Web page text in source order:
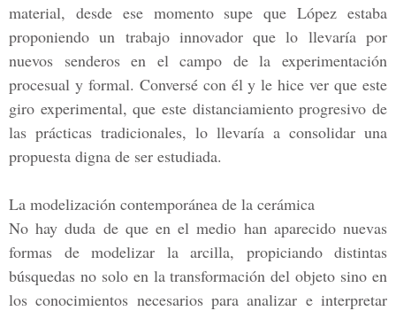
material, desde ese momento supe que López estaba
proponiendo un trabajo innovador que lo llevaría por
nuevos senderos en el campo de la experimentación
procesual y formal. Conversé con él y le hice ver que este
giro experimental, que este distanciamiento progresivo de
las prácticas tradicionales, lo llevaría a consolidar una
propuesta digna de ser estudiada.
La modelización contemporánea de la cerámica
No hay duda de que en el medio han aparecido nuevas
formas de modelizar la arcilla, propiciando distintas
búsquedas no solo en la transformación del objeto sino en
los conocimientos necesarios para analizar e interpretar